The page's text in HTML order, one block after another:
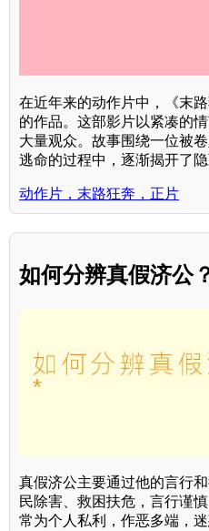
在近年来的动作片中，《末
的作品。这部影片以紧凑的
大量观众。故事围绕一位被
逃命的过程中，逐渐揭开了
动作片，末路狂奔，正片
如何分辨真假济公
真假济公主要通过他的言行
民除害、救困扶危，言行谨
常为个人私利，作恶多端，